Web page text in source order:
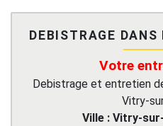
DEBISTRAGE
Votre
Debistrage et entretien
Vitry-
Ville : Vitry-